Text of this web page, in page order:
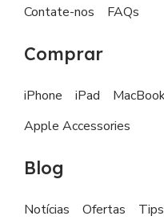
Contate-nos FAQs
Comprar
iPhone iPad
Apple Accessories
Blog
Notícias Ofertas Tips